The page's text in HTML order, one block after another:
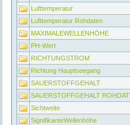
Lufttemperatur
Lufttemperatur Rohdaten
MAXIMALEWELLENHÖHE
PH-Wert
RICHTUNGSTROM
Richtung Hauptseegang
SAUERSTOFFGEHALT
SAUERSTOFFGEHALT
Sichtweite
SignifikanteWellenhöhe